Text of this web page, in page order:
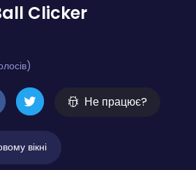
Clicker
Не працює?
вікні